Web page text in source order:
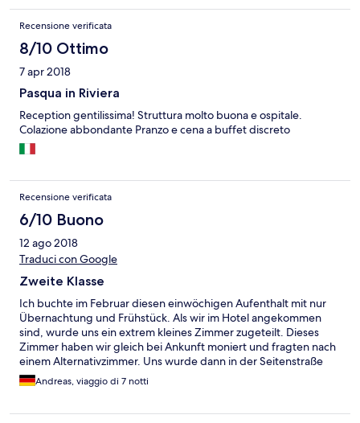
Recensione verificata
8/10 Ottimo
7 apr 2018
Pasqua in Riviera
Reception gentilissima! Struttura molto buona e ospitale.
Colazione abbondante Pranzo e cena a buffet discreto
Recensione verificata
6/10 Buono
12 ago 2018
Traduci con Google
Zweite Klasse
Ich buchte im Februar diesen einwöchigen Aufenthalt mit nur
Übernachtung und Frühstück. Als wir im Hotel angekommen
sind, wurde uns ein extrem kleines Zimmer zugeteilt. Dieses
Zimmer haben wir gleich bei Ankunft moniert und fragten nach
einem Alternativzimmer. Uns wurde dann in der Seitenstraße
außerhalb vom Hotel ein Appartement zur Verfügung gestellt.
Diese Unterkunft war genau so abgerockt und schäbig
Duschvorrichtung defekt, zum anderen klingelte jeden Morgen
Andreas, viaggio di 7 notti